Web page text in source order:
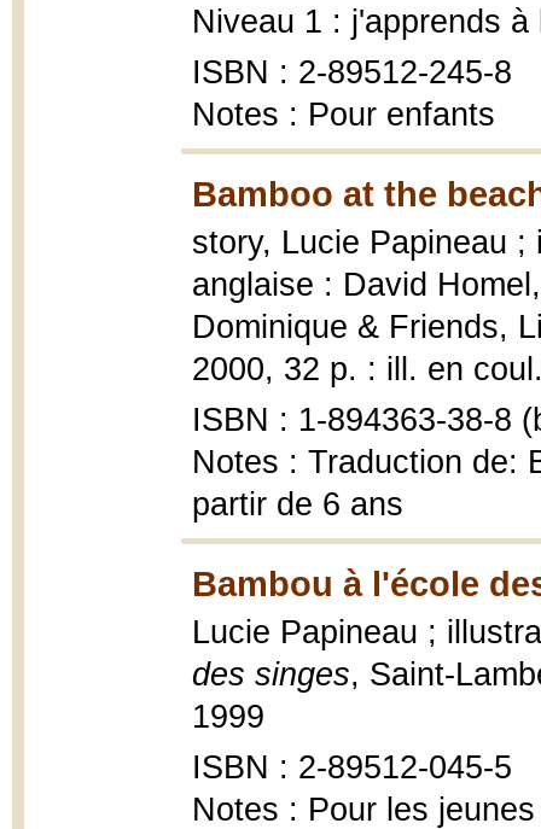
Niveau 1 : j'apprends
ISBN : 2-89512-245-8
Notes : Pour enfants
Bamboo at the
story, Lucie Papineau
anglaise : David
Dominique & Friends,
2000, 32 p. : ill. en
ISBN : 1-894363-38-8
Notes : Traduction de:
partir de 6 ans
Bambou à l'école
Lucie Papineau ;
des singes, Saint-
1999
ISBN : 2-89512-045-5
Notes : Pour les